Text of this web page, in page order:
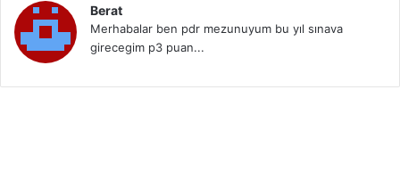
Berat
Merhabalar ben pdr mezunuyum bu yıl sınava
girecegim p3 puan...